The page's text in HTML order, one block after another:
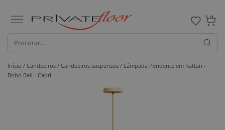
0
Início / Candeeiros / Candeeiros suspensos / Lâmpada Pendente em Rattan -
Boho Bali - Capril